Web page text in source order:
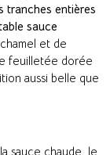
tranches entières
sauce
et de
feuilletée dorée
aussi belle que
sauce chaude, le